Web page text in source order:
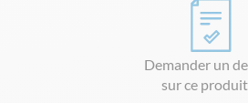
Demander un
sur ce produit